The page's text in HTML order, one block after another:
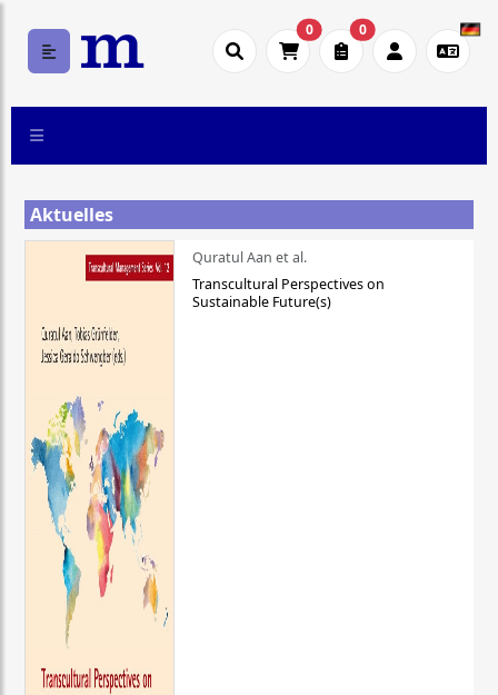
0 0
Aktuelles
Quratul Aan et al.
Transcultural Perspectives on
Sustainable Future(s)